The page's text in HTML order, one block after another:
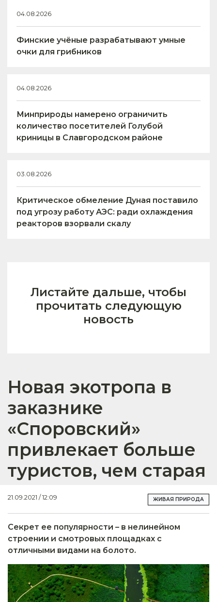
04.08.2026
Финские учёные разрабатывают умные
очки для грибников
04.08.2026
Минприроды намерено ограничить
количество посетителей Голубой
криницы в Славгородском районе
03.08.2026
Критическое обмеление Дуная поставило
под угрозу работу АЭС: ради охлаждения
реакторов взорвали скалу
Листайте дальше, чтобы
прочитать следующую
новость
Новая экотропа в
заказнике
«Споровский»
привлекает больше
туристов, чем старая
21.09.2021 / 12:09 ЖИВАЯ ПРИРОДА
Секрет ее популярности – в нелинейном
строении и смотровых площадках с
отличными видами на болото.